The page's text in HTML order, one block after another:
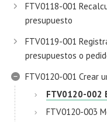
FTV0118-001
presupuesto
FTV0119-001
presupuestos o
FTV0120-001 Crear
FTV0120-002
FTV0120-003